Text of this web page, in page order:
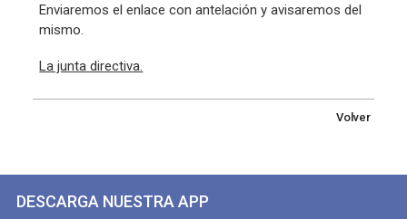
Enviaremos el enlace con antelación y avisaremos del
mismo.
La junta directiva.
Volver
DESCARGA NUESTRA APP